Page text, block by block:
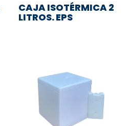
CAJA ISOTÉRMICA 2
LITROS. EPS